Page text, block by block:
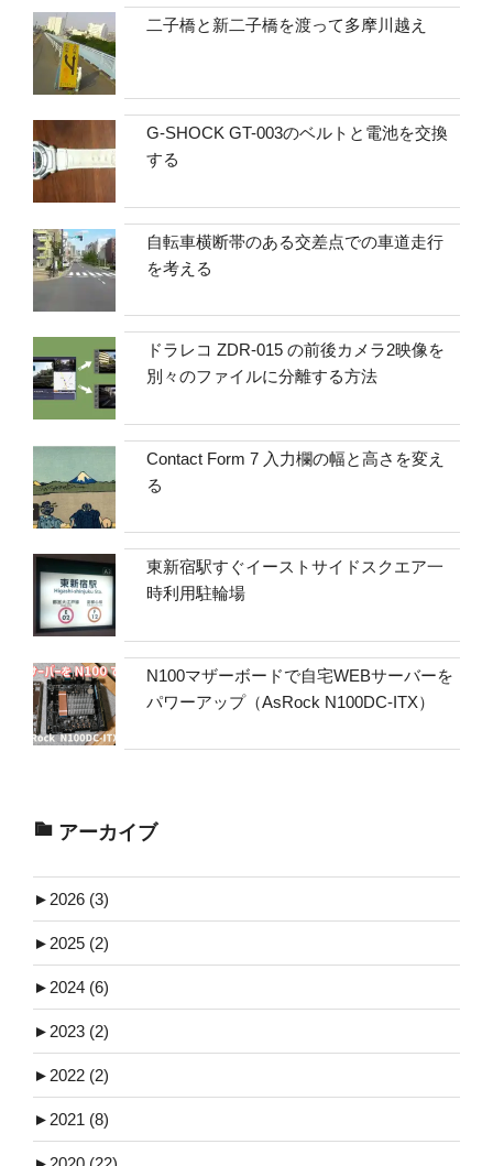
二子橋と新二子橋を渡って多摩川越え
G-SHOCK GT-003のベルトと電池を交換
する
自転車横断帯のある交差点での車道走行
を考える
ドラレコ ZDR-015 の前後カメラ2映像を
別々のファイルに分離する方法
Contact Form 7 入力欄の幅と高さを変え
る
東新宿駅すぐイーストサイドスクエア一
時利用駐輪場
N100マザーボードで自宅WEBサーバーを
パワーアップ（AsRock N100DC-ITX）
アーカイブ
► 2026 (3)
► 2025 (2)
► 2024 (6)
► 2023 (2)
► 2022 (2)
► 2021 (8)